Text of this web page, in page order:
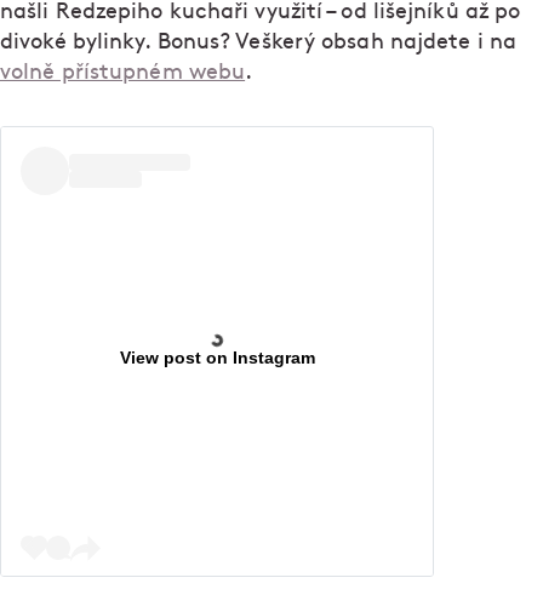
našli Redzepiho kuchaři využití – od lišejníků až po
divoké bylinky. Bonus? Veškerý obsah najdete i na
volně přístupném webu.
View post on Instagram